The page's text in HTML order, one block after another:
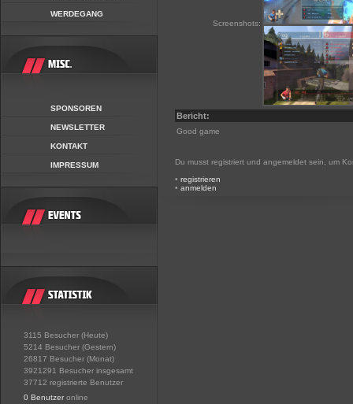
WERDEGANG
SPONSOREN
NEWSLETTER
KONTAKT
IMPRESSUM
3115 Besucher (Heute)
5214 Besucher (Gestern)
26817 Besucher (Monat)
3921291 Besucher insgesamt
37712 registrierte Benutzer
0 Benutzer online
Screenshots:
Bericht:
Good game
Du musst registriert und angemeldet sein, um
• registrieren
• anmelden